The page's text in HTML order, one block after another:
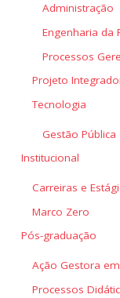
Administração
Engenharia da
Processos
Projeto
Tecnologia
Gestão Pública
Institucional
Carreiras e
Marco Zero
Pós-graduação
Ação Gestora
Processos